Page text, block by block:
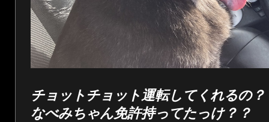
チョットチョット運転してくれるの？
なべみちゃん免許持ってたっけ？？